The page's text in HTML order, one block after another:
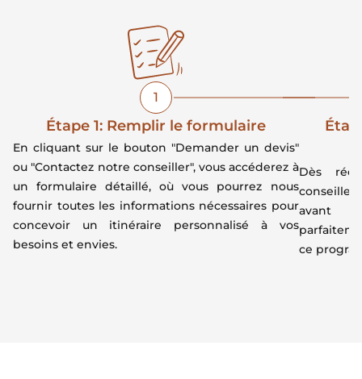
1
Étape 1: Remplir le formulaire
En cliquant sur le bouton "Demander un devis"
ou "Contactez notre conseiller", vous accéderez à
un formulaire détaillé, où vous pourrez nous
fournir toutes les informations nécessaires pour
concevoir un itinéraire personnalisé à vos
besoins et envies.
Dès
conseiller
avant
ce